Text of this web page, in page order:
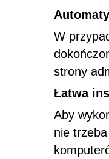
W
strony
Łatwa
Aby
nie